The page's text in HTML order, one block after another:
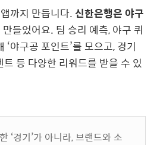
까지 만듭니다. 신한은행은 야구
만들었어요. 팀 승리 예측, 야구 퀴
‘야구공 포인트’를 모으고,경기
트 등 다양한 리워드를 받을 수 있
‘경기’가 아니라, 브랜드와 소